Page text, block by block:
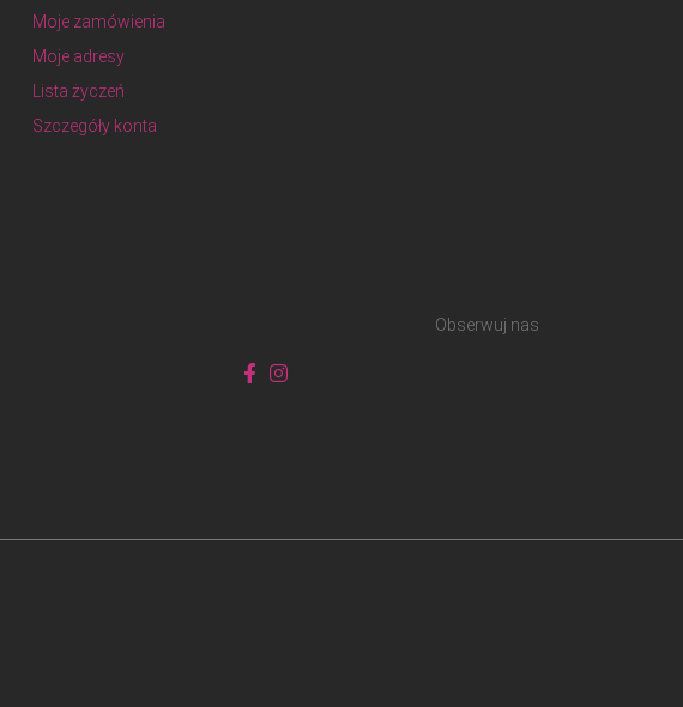
Moje zamówienia
Moje adresy
Lista życzeń
Szczegóły konta
Obserwuj nas